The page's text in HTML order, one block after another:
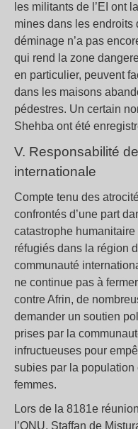
les militants de l’EI ont
mines dans les endroits
déminage n’a pas
qui rend la zone
en particulier, peuvent
dans les maisons
pédestres. Un certain
Shehba ont été
V. Responsabilité
internationale
Compte tenu des
confrontés d’une part
catastrophe
réfugiés dans la région
communauté
ne continue pas à
contre Afrin, de
demander un soutien
prises par la
infructueuses pour
subies par la
femmes.
Lors de la 8181e
l’ONU, Staffan de